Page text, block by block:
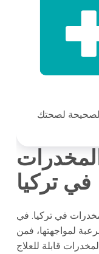
لصحتك
في تركيا
في تركيا. في
لمواجهتها، فمن
قابلة للعلاج